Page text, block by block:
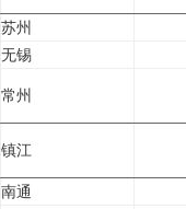
苏州
无锡
常州
镇江
南通